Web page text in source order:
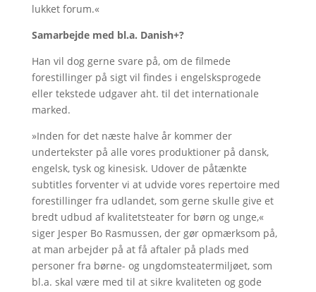
lukket forum.«
Samarbejde med bl.a. Danish+?
Han vil dog gerne svare på, om de filmede
forestillinger på sigt vil findes i engelsksprogede
eller tekstede udgaver aht. til det internationale
marked.
»Inden for det næste halve år kommer der
undertekster på alle vores produktioner på dansk,
engelsk, tysk og kinesisk. Udover de påtænkte
subtitles forventer vi at udvide vores repertoire med
forestillinger fra udlandet, som gerne skulle give et
bredt udbud af kvalitetsteater for børn og unge,«
siger Jesper Bo Rasmussen, der gør opmærksom på,
at man arbejder på at få aftaler på plads med
personer fra børne- og ungdomsteatermiljøet, som
bl.a. skal være med til at sikre kvaliteten og gode